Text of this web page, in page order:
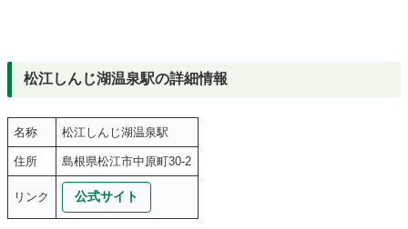
松江しんじ湖温泉駅の詳細情報
名称 松江しんじ湖温泉駅
住所 島根県松江市中原町30-2
リンク 公式サイト